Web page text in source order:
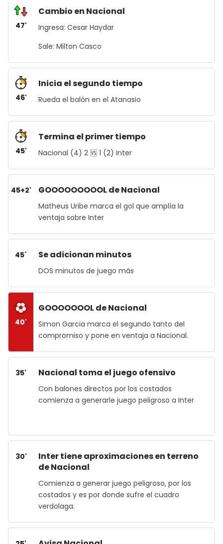
47'
Cambio en Nacional
Ingresa: Cesar Haydar
Sale: Milton Casco
46'
Inicia el segundo tiempo
Rueda el balón en el Atanasio
45'
Termina el primer tiempo
Nacional (4) 2 🆚 1 (2) Inter
45+2' GOOOOOOOOOL de Nacional
Matheus Uribe marca el gol que amplía la
ventaja sobre Inter
45´ Se adicionan minutos
DOS minutos de juego más
40'
GOOOOOOOL de Nacional
Simon Garcia marca el segundo tanto del
compromiso y pone en ventaja a Nacional.
35' Nacional toma el juego ofensivo
Con balones directos por los costados
comienza a generarle juego peligroso a Inter
30'
Inter tiene aproximaciones en terreno
de Nacional
Comienza a generar juego peligroso, por los
costados y es por donde sufre el cuadro
verdolaga.